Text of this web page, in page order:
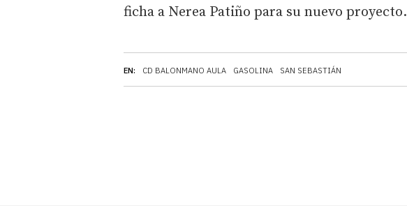
EN: CD BALONMANO AULA GASOLINA SAN SEBASTIÁN
ficha a Nerea Patiño para su nuevo proyecto.